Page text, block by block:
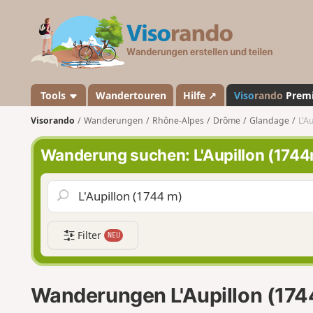
a
n
d
o
Tools Wandertouren Hilfe ↗ Visorando
Visorando Wanderungen Rhône-Alpes Drôme Glandage
Wanderung suchen: L'Aupillon
Filter NEU
Wanderungen L'Aupillon